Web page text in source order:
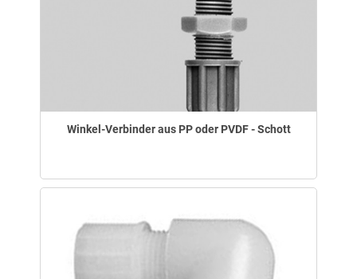
Winkel-Verbinder aus PP oder PVDF - Schott